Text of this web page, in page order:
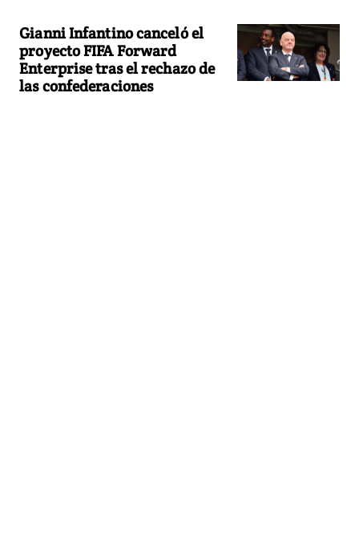
Gianni Infantino canceló el
proyecto FIFA Forward
Enterprise tras el rechazo de
las confederaciones